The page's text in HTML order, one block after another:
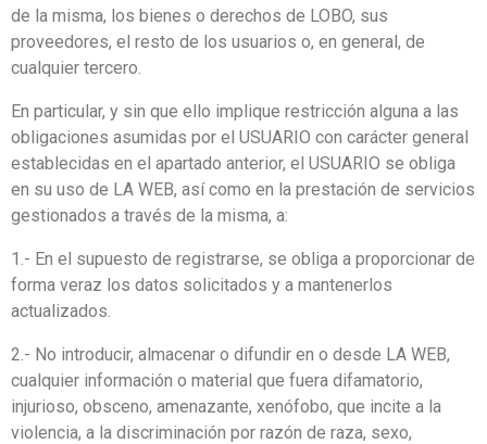
de la misma, los bienes o derechos de LOBO, sus
proveedores, el resto de los usuarios o, en general, de
cualquier tercero.
En particular, y sin que ello implique restricción alguna a las
obligaciones asumidas por el USUARIO con carácter general
establecidas en el apartado anterior, el USUARIO se obliga
en su uso de LA WEB, así como en la prestación de servicios
gestionados a través de la misma, a:
1.- En el supuesto de registrarse, se obliga a proporcionar de
forma veraz los datos solicitados y a mantenerlos
actualizados.
2.- No introducir, almacenar o difundir en o desde LA WEB,
cualquier información o material que fuera difamatorio,
injurioso, obsceno, amenazante, xenófobo, que incite a la
violencia, a la discriminación por razón de raza, sexo,